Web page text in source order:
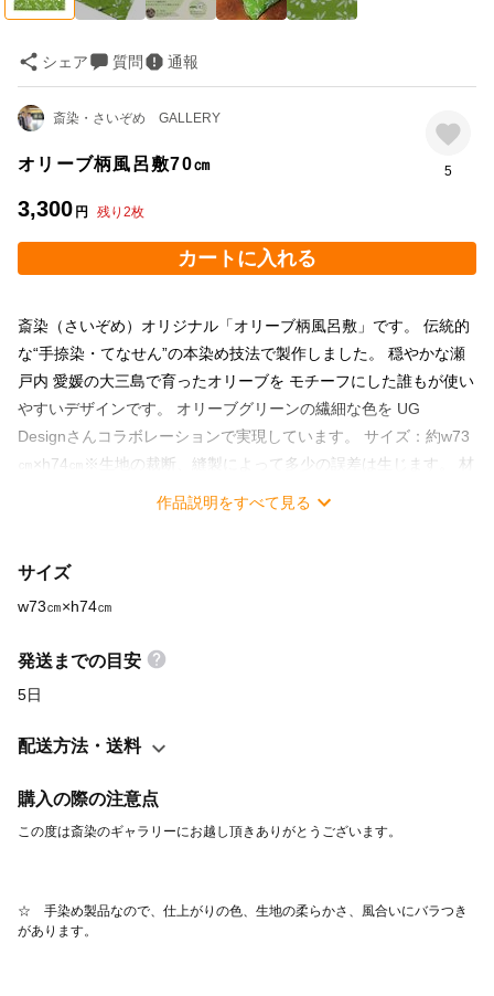
シェア 質問 通報
斎染・さいぞめ GALLERY
オリーブ柄風呂敷70㎝
3,300 円 残り 2枚
5
カートに入れる
斎染（さいぞめ）オリジナル「オリーブ柄風呂敷」です。 伝統的
な“手捺染・てなせん”の本染め技法で製作しました。 穏やかな瀬
戸内 愛媛の大三島で育ったオリーブを モチーフにした誰もが使い
やすいデザインです。 オリーブグリーンの繊細な色を UG
Designさんコラボレーションで実現しています。 サイズ：約w73
㎝×h74㎝※生地の裁断、縫製によって多少の誤差は生じます。 材
質：シャンタン 綿100％です。 シャンタンは別名「変り織生
w73㎝×h74㎝に仕上げたお手頃な大きさの風呂敷です。 大切な方
への贈り物、お世話になった方へのプレゼントを包むのにおしゃ
部としてお使い頂いてもOKです。 有料レジ袋の代わりとしてバッ
グに1枚入れてお出かけ、持っておくと何かと重宝します。 印刷
れます。 ☆レターパックライト1梱包で送ることができる枚数、
アノ柄バッグ 2枚まで •手ぬぐい2枚＋ミニ風呂敷2枚 •手ぬぐい
1枚＋ピアノ柄バッグ1枚 •ミニ風呂敷1枚＋ピアノ柄バッグ1枚
作品説明をすべて見る
サイズ
w73㎝×h74㎝
発送までの目安
5日
配送方法・送料
購入の際の注意点
☆　手染め製品なので、仕上がりの色、生地の柔らかさ、風合いにバラつき